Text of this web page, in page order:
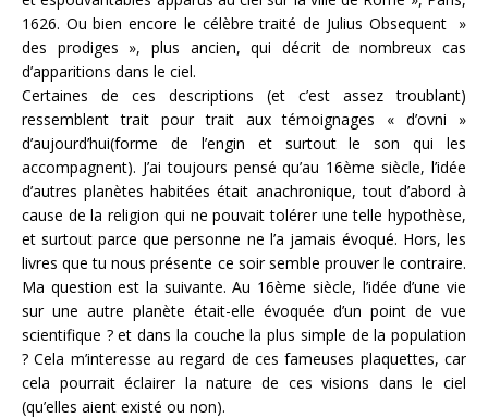
1626. Ou bien encore le célèbre traité de Julius Obsequent »
des prodiges », plus ancien, qui décrit de nombreux cas
d’apparitions dans le ciel.
Certaines de ces descriptions (et c’est assez troublant)
ressemblent trait pour trait aux témoignages « d’ovni »
d’aujourd’hui(forme de l’engin et surtout le son qui les
accompagnent). J’ai toujours pensé qu’au 16ème siècle, l’idée
d’autres planètes habitées était anachronique, tout d’abord à
cause de la religion qui ne pouvait tolérer une telle hypothèse,
et surtout parce que personne ne l’a jamais évoqué. Hors, les
livres que tu nous présente ce soir semble prouver le contraire.
Ma question est la suivante. Au 16ème siècle, l’idée d’une vie
sur une autre planète était-elle évoquée d’un point de vue
scientifique ? et dans la couche la plus simple de la population
? Cela m’interesse au regard de ces fameuses plaquettes, car
cela pourrait éclairer la nature de ces visions dans le ciel
(qu’elles aient existé ou non).